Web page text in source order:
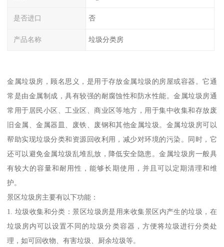
是否进口 否
产品名称 垃圾分类房
金属垃圾房，顾名思义，是用于存放金属垃圾的房屋或容器。它通
常是由金属制成，具有较强的耐腐蚀性和防水性能。金属垃圾房通
常用于居民小区、工业区、商业区等地方，用于集中收集和存放废
旧金属、金属器皿、废铁、废钢和其他金属垃圾。金属垃圾房可以
帮助实现垃圾分类和资源回收利用，减少对环境的污染。同时，它
还可以避免金属垃圾乱堆乱放，降低安全隐患。金属垃圾房一般具
有较大的容量和耐用性，能够长期使用，并且可以定期清理和维
护。
景区垃圾房主要有以下功能：
1. 垃圾收集和分类：景区垃圾房是用来收集景区内产生的垃圾，在
垃圾房内可以设置不同的垃圾分类容器，方便将垃圾进行分类处
理，如可回收物、有害垃圾、厨余垃圾等。